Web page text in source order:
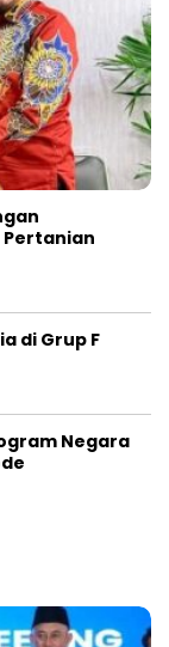
Pertanian
di Grup F
Negara